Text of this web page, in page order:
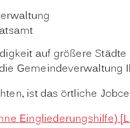
auf größere
Gemeindeverwaltung
ist das örtliche
Eingliederungshilfe)